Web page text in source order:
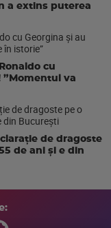
a extins puterea
cu
”Momentul va
de dragoste
de ani și e din